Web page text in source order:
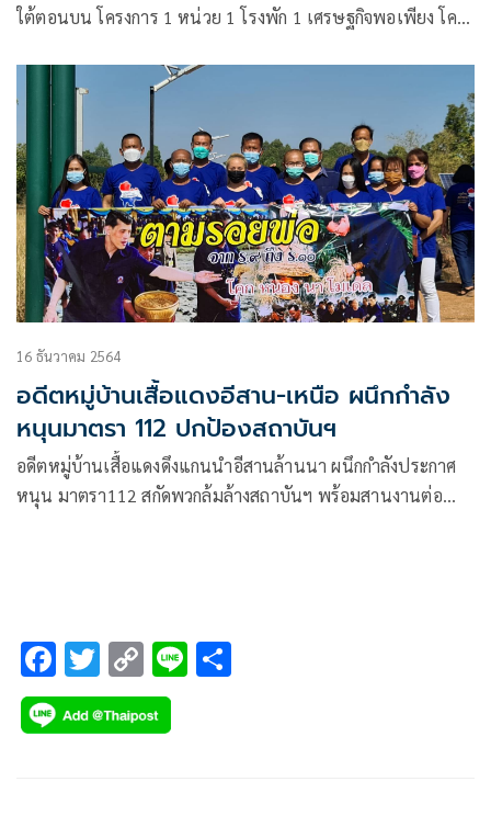
ใต้ตอนบน โครงการ 1 หน่วย 1 โรงพัก 1 เศรษฐกิจพอเพียง โคก
สัมพันธ์ตำรวจ ชาวบ้าน อิ่มปากอิ่มท้องทั่วหน้า เหลือนำไปขายมี
รายได้เจอจุนครอบครัว
16 ธันวาคม 2564
อดีตหมู่บ้านเสื้อแดงอีสาน-เหนือ ผนึกกำลัง
หนุนมาตรา 112 ปกป้องสถาบันฯ
อดีตหมู่บ้านเสื้อแดงดึงแกนนำอีสานล้านนา ผนึกกำลังประกาศ
หนุน มาตรา112 สกัดพวกล้มล้างสถาบันฯ พร้อมสานงานต่อ
F
ac
e
T
wi
tt
C
o
p
Li